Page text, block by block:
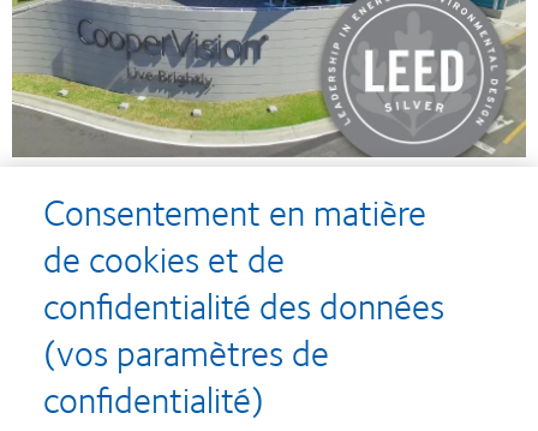
Consentement en matière
de cookies et de
confidentialité des données
(vos paramètres de
confidentialité)